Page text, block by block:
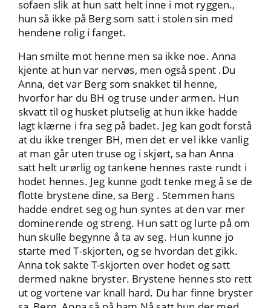
sofaen slik at hun satt helt inne i mot ryggen.,
hun så ikke på Berg som satt i stolen sin med
hendene rolig i fanget.
Han smilte mot henne men sa ikke noe. Anna
kjente at hun var nervøs, men også spent .Du
Anna, det var Berg som snakket til henne,
hvorfor har du BH og truse under armen. Hun
skvatt til og husket plutselig at hun ikke hadde
lagt klærne i fra seg på badet. Jeg kan godt forstå
at du ikke trenger BH, men det er vel ikke vanlig
at man går uten truse og i skjørt, sa han Anna
satt helt urørlig og tankene hennes raste rundt i
hodet hennes. Jeg kunne godt tenke meg å se de
flotte brystene dine, sa Berg . Stemmen hans
hadde endret seg og hun syntes at den var mer
dominerende og streng. Hun satt og lurte på om
hun skulle begynne å ta av seg. Hun kunne jo
starte med T-skjorten, og se hvordan det gikk.
Anna tok sakte T-skjorten over hodet og satt
dermed nakne bryster. Brystene hennes sto rett
ut og vortene var knall hard. Du har finne bryster